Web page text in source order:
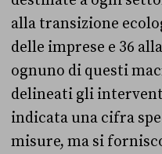
alla transizione
delle imprese e 36
ognuno di questi
delineati gli
indicata una cifra
misure, ma si